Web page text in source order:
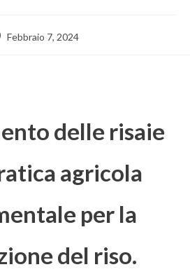
Febbraio 7, 2024
delle risaie
agricola
per la
del riso.